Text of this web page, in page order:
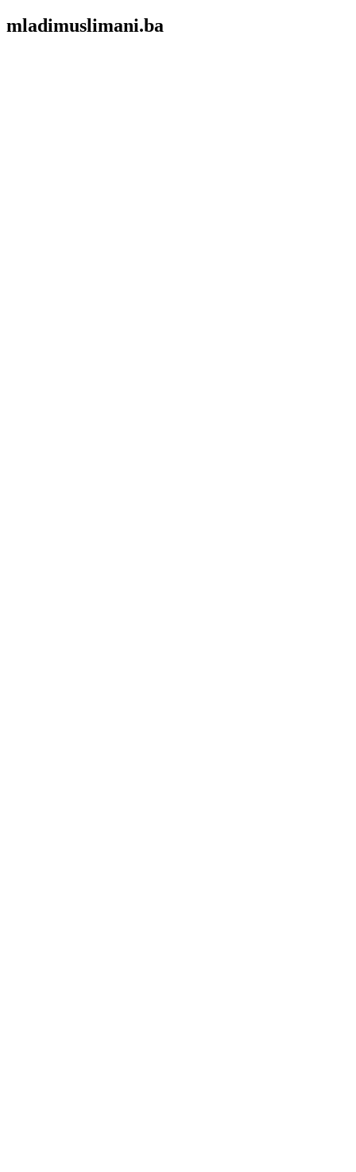
mladimuslimani.ba